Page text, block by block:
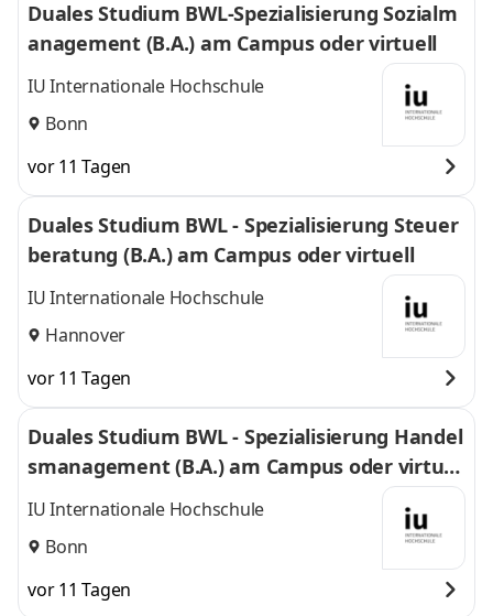
Duales Studium BWL-Spezialisierung Sozialm
anagement (B.A.) am Campus oder virtuell
IU Internationale Hochschule
Bonn
vor 11 Tagen
Duales Studium BWL - Spezialisierung Steuer
beratung (B.A.) am Campus oder virtuell
IU Internationale Hochschule
Hannover
vor 11 Tagen
Duales Studium BWL - Spezialisierung Handel
smanagement (B.A.) am Campus oder virtuel
l
IU Internationale Hochschule
Bonn
vor 11 Tagen